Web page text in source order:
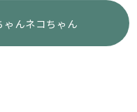
ゃんネコちゃん